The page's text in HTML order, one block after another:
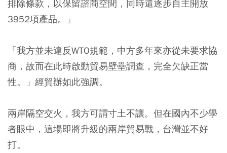
排除條款，以保留諮商空間，同時還逐步自主開放
3952項產品。」
「我方並未違反WTO規範，中方多年來亦從未要求協
商，故而在此時啟動貿易壁壘調查，完全欠缺正當
性。」經貿辦如此強調。
兩岸隔空交火，我方可謂寸土不讓。但在國內不少學
者眼中，這場即將升級的兩岸貿易戰，台灣並不好
打。